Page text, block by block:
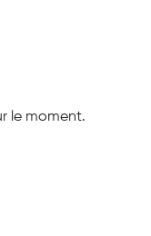
le moment.